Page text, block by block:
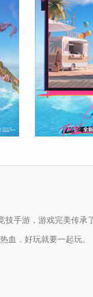
手游，游戏完美传
血，好玩就要一起玩。